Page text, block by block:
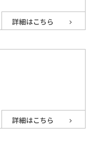
詳細はこちら
詳細はこちら